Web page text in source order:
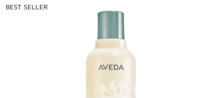
BEST SELLER